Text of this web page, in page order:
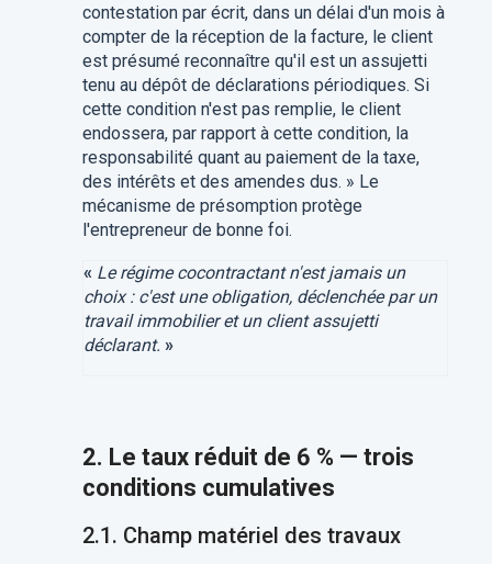
contestation par écrit, dans un délai d'un mois à
compter de la réception de la facture, le client
est présumé reconnaître qu'il est un assujetti
tenu au dépôt de déclarations périodiques. Si
cette condition n'est pas remplie, le client
endossera, par rapport à cette condition, la
responsabilité quant au paiement de la taxe,
des intérêts et des amendes dus. » Le
mécanisme de présomption protège
l'entrepreneur de bonne foi.
« Le régime cocontractant n'est jamais un
choix : c'est une obligation, déclenchée par un
travail immobilier et un client assujetti
déclarant. »
2. Le taux réduit de 6 % — trois
conditions cumulatives
2.1. Champ matériel des travaux